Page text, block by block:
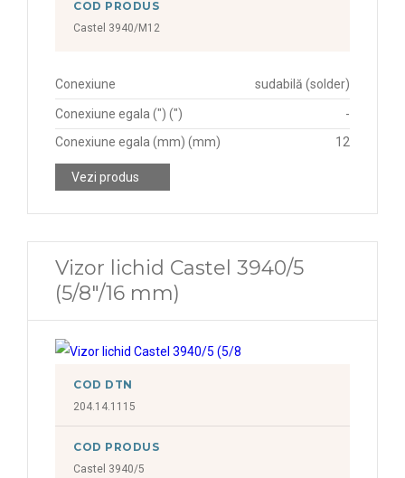
COD PRODUS
Castel 3940/M12
Conexiune sudabilă (solder)
Conexiune egala (") (")
-
Conexiune egala (mm) (mm)
12
Vezi produs
Vizor lichid Castel 3940/5
(5/8"/16 mm)
COD DTN
204.14.1115
COD PRODUS
Castel 3940/5